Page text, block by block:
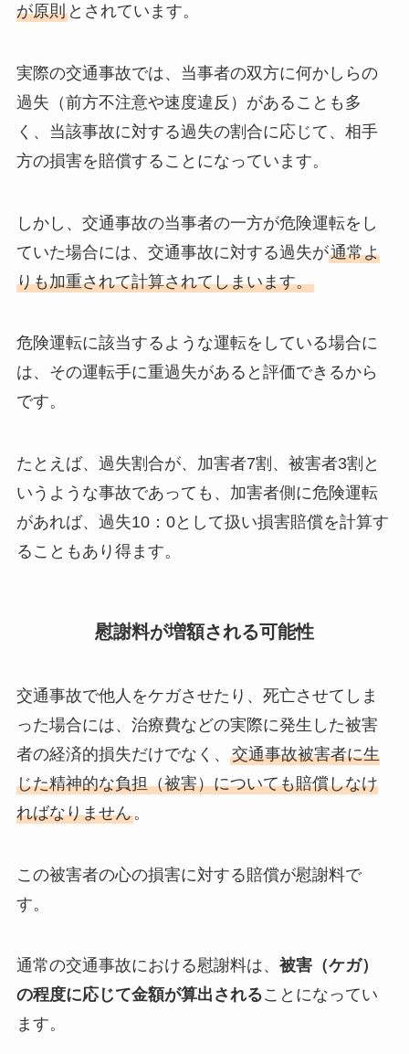
が原則とされています。
実際の交通事故では、当事者の双方に何かしらの
過失（前方不注意や速度違反）があることも多
く、当該事故に対する過失の割合に応じて、相手
方の損害を賠償することになっています。
しかし、交通事故の当事者の一方が危険運転をし
ていた場合には、交通事故に対する過失が通常よ
りも加重されて計算されてしまいます。
危険運転に該当するような運転をしている場合に
は、その運転手に重過失があると評価できるから
です。
たとえば、過失割合が、加害者7割、被害者3割と
いうような事故であっても、加害者側に危険運転
があれば、過失10：0として扱い損害賠償を計算す
ることもあり得ます。
慰謝料が増額される可能性
交通事故で他人をケガさせたり、死亡させてしま
った場合には、治療費などの実際に発生した被害
者の経済的損失だけでなく、 交通事故被害者に生
じた精神的な負担（被害）についても賠償しなけ
ればなりません。
この被害者の心の損害に対する賠償が慰謝料で
す。
通常の交通事故における慰謝料は、 被害（ケガ）
の程度に応じて金額が算出されることになってい
ます。